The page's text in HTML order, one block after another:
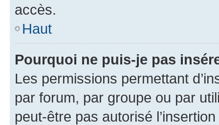
accès.
Haut
Pourquoi ne puis-je pas
Les permissions permettant
par forum, par groupe ou par
peut-être pas autorisé